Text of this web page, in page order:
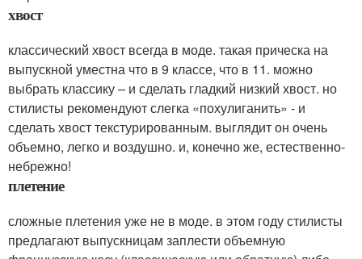
хвост
классический хвост всегда в моде. такая прическа на
выпускной уместна что в 9 классе, что в 11. можно
выбрать классику – и сделать гладкий низкий хвост. но
стилисты рекомендуют слегка «похулиганить» - и
сделать хвост текстурированным. выглядит он очень
объемно, легко и воздушно. и, конечно же, естественно-
небрежно!
плетение
сложные плетения уже не в моде. в этом году стилисты
предлагают выпускницам заплести объемную